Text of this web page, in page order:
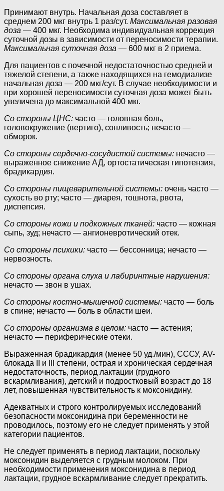
Принимают внутрь. Начальная доза составляет в
среднем 200 мкг внутрь 1 раз/сут. Максимальная разовая
доза — 400 мкг. Необходима индивидуальная коррекция
суточной дозы в зависимости от переносимости терапии.
Максимальная суточная доза — 600 мкг в 2 приема.
Для пациентов с почечной недостаточностью средней и
тяжелой степени, а также находящихся на гемодиализе
начальная доза — 200 мкг/сут. В случае необходимости и
при хорошей переносимости суточная доза может быть
увеличена до максимальной 400 мкг.
Со стороны ЦНС: часто — головная боль,
головокружение (вертиго), сонливость; нечасто —
обморок.
Со стороны сердечно-сосудистой системы: нечасто —
выраженное снижение АД, ортостатическая гипотензия,
брадикардия.
Со стороны пищеварительной системы: очень часто —
сухость во рту; часто — диарея, тошнота, рвота,
диспепсия.
Со стороны кожи и подкожных тканей: часто — кожная
сыпь, зуд; нечасто — ангионевротический отек.
Со стороны психики: часто — бессонница; нечасто —
нервозность.
Со стороны органа слуха и лабиринтные нарушения:
нечасто — звон в ушах.
Со стороны костно-мышечной системы: часто — боль
в спине; нечасто — боль в области шеи.
Со стороны организма в целом: часто — астения;
нечасто — периферические отеки.
Выраженная брадикардия (менее 50 уд./мин), СССУ, AV-
блокада II и III степени, острая и хроническая сердечная
недостаточность, период лактации (грудного
вскармливания), детский и подростковый возраст до 18
лет, повышенная чувствительность к моксонидину.
Адекватных и строго контролируемых исследований
безопасности моксонидина при беременности не
проводилось, поэтому его не следует применять у этой
категории пациентов.
Не следует применять в период лактации, поскольку
моксонидин выделяется с грудным молоком. При
необходимости применения моксонидина в период
лактации, грудное вскармливание следует прекратить.